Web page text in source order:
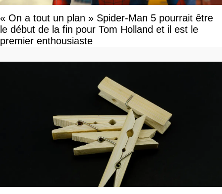
« On a tout un plan » Spider-Man 5 pourrait être
le début de la fin pour Tom Holland et il est le
premier enthousiaste